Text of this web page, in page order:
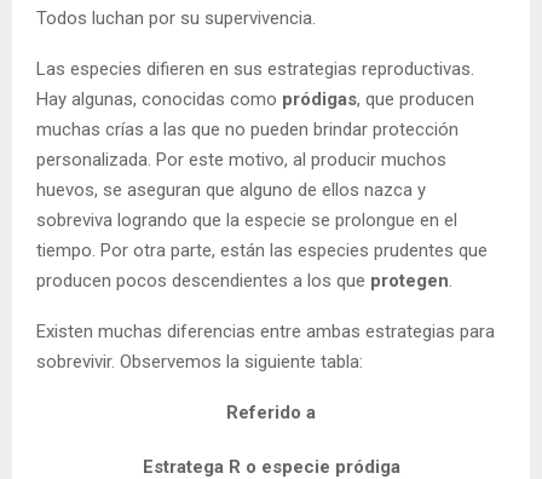
Todos luchan por su supervivencia.
Las especies difieren en sus estrategias reproductivas.
Hay algunas, conocidas como pródigas, que producen
muchas crías a las que no pueden brindar protección
personalizada. Por este motivo, al producir muchos
huevos, se aseguran que alguno de ellos nazca y
sobreviva logrando que la especie se prolongue en el
tiempo. Por otra parte, están las especies prudentes que
producen pocos descendientes a los que protegen
Existen muchas diferencias entre ambas estrategias para
sobrevivir. Observemos la siguiente tabla:
Referido a
Estratega R o especie pródiga